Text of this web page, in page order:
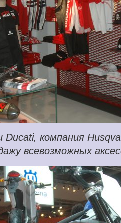
компания
всевозможных